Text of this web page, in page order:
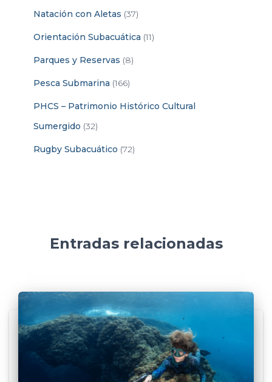
Natación con Aletas (37)
Orientación Subacuática (11)
Parques y Reservas (8)
Pesca Submarina (166)
PHCS – Patrimonio Histórico Cultural
Sumergido (32)
Rugby Subacuático (72)
Entradas relacionadas